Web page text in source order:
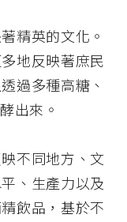
精英的文化。
地反映著庶民
過多種高糖、
出來。
不同地方、文
、生產力以及
飲品，基於不